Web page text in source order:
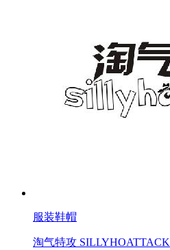
服装鞋帽
淘气特攻 SILLYHOATTACK